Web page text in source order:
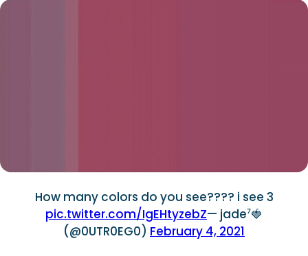
How many colors do you see???? i see 3
pic.twitter.com/IgEHtyzebZ— jade⁷🍓
(@0UTR0EG0) February 4, 2021